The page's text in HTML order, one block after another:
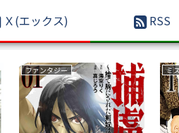
Ｘ(エックス) RSS
育児・子育て サ